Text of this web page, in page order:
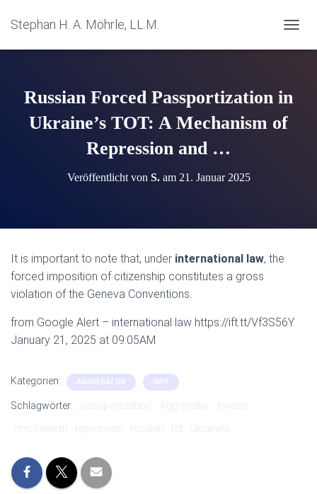
Stephan H. A. Möhrle, LL.M.
A
A
Russian Forced Passportization in
Ukraine’s TOT: A Mechanism of
Repression and …
Veröffentlicht von S.am 21. Januar 2025
It is important to note that, under international law, the
forced imposition of citizenship constitutes a gross
violation of the Geneva Conventions.
from Google Alert – international law https://ift.tt/Vf3S56Y
January 21, 2025 at 09:05AM
Kategorien: AGGREGATOR INFO
Schlagwörter: ‚passportization‘ Aggregator
mechanism
repression russian tot ukraine’s